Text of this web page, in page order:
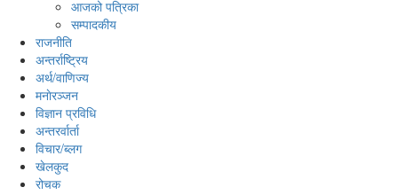
आजको पत्रिका
सम्पादकीय
राजनीति
अन्तर्राष्ट्रिय
अर्थ/वाणिज्य
मनाेरञ्जन
विज्ञान प्रविधि
अन्तरर्वार्ता
विचार/ब्लग
खेलकुद
रोचक